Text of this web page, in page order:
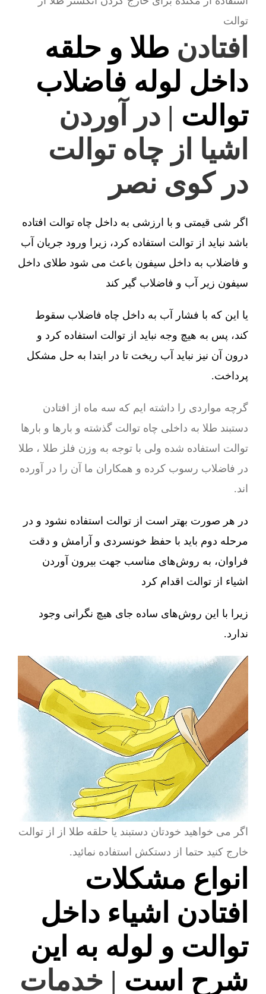
توالت
افتادن طلا و حلقه
داخل لوله فاضلاب
توالت | در آوردن
اشیا از چاه توالت
در کوی نصر
اگر شی قیمتی و با ارزشی به داخل چاه توالت افتاده
باشد نباید از توالت استفاده کرد، زیرا ورود جریان آب
و فاضلاب به داخل سیفون باعث می شود طلای داخل
سیفون زیر آب و فاضلاب گیر کند
یا این که با فشار آب به داخل چاه فاضلاب سقوط
کند، پس به هیچ وجه نباید از توالت استفاده کرد و
درون آن نیز نباید آب ریخت تا در ابتدا به حل مشکل
پرداخت.
گرچه مواردی را داشته ایم که سه ماه از افتادن
دستبند طلا به داخلی چاه توالت گذشته و بارها و بارها
توالت استفاده شده ولی با توجه به وزن فلز طلا ، طلا
در فاضلاب رسوب کرده و همکاران ما آن را در آورده
اند.
در هر صورت بهتر است از توالت استفاده نشود و در
مرحله دوم باید با حفظ خونسردی و آرامش و دقت
فراوان، به روش‌های مناسب جهت بیرون آوردن
اشیاء از توالت اقدام کرد
زیرا با این روش‌های ساده جای هیچ نگرانی وجود
ندارد.
اگر می خواهید خودتان دستبند یا حلقه طلا از از توالت
خارج کنید حتما از دستکش استفاده نمائید.
انواع مشکلات
افتادن اشیاء داخل
توالت و لوله به این
شرح است | خدمات